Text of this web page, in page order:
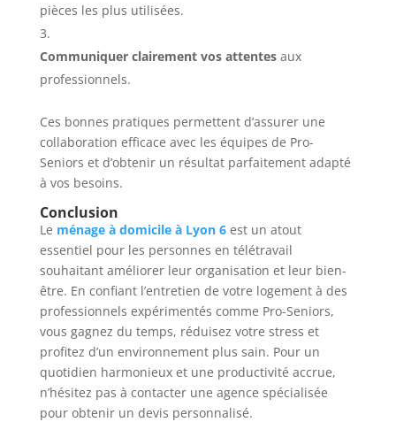
pièces les plus utilisées.
Communiquer clairement vos attentesaux
professionnels.
Ces bonnes pratiques permettent d’assurer une
collaboration efficace avec les équipes de Pro-
Seniors et d’obtenir un résultat parfaitement adapté
à vos besoins.
Conclusion
Le ménage à domicile à Lyon 6 est un atout
essentiel pour les personnes en télétravail
souhaitant améliorer leur organisation et leur bien-
être. En confiant l’entretien de votre logement à des
professionnels expérimentés comme Pro-Seniors,
vous gagnez du temps, réduisez votre stress et
profitez d’un environnement plus sain. Pour un
quotidien harmonieux et une productivité accrue,
n’hésitez pas à contacter une agence spécialisée
pour obtenir un devis personnalisé.